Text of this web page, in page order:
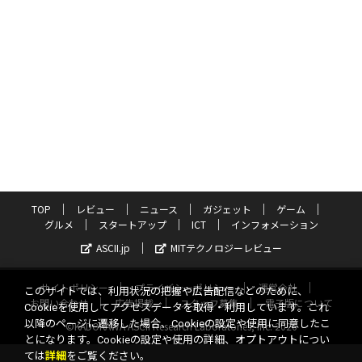
TOP レビュー ニュース ガジェット
ゲーム
グルメ
スタートアップ ICT
インフォメーション
ASCII.jp
MITテクノロジーレビュー
サイトポリシー プライバシーポリシー
運営会社
お問い合わせ
広告掲載 スタッフ募集
電子版について
©KADOKAWA ASCII Research Laboratories, Inc. 2026
このサイトでは、利用状況の把握や広告配信などのために、
Cookieを使用してアクセスデータを取得・利用しています。これ
以降のページに遷移した場合、Cookieの設定や使用に同意したこ
とになります。Cookieの設定や使用の詳細、オプトアウトについ
ては詳細 をご覧ください。